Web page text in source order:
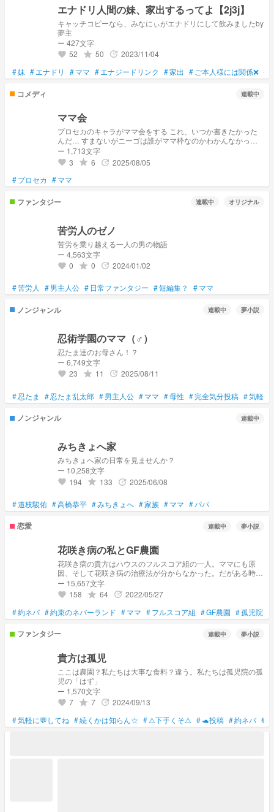
エナドリ人間の妹、家出するってよ【2j3j】
キャッチコピーなら、みなにぃがエナドリにして飲みましたby
夢主
ー 427文字
favorite 52 grade 50 update 2023/11/04
#妹 #エナドリ #ママ #エナジードリンク #家出 # ご本人様には関係❌ #
コメディ 連載中
ママ会
プロセカのキャラがママ会をする これ、いつか書きたかった
んだ… すまないがニーゴは誰がママ枠なのかわかんなかった
ママ会のメンバーは疲れているので大分カオスだよ☆多分？
あと書いている主が腐なのでそういうふうに見えるかもしれま
せんがカプはありません
ー 1,713文字
favorite 3 grade 6 update 2025/08/05
#プロセカ #ママ
ファンタジー 連載中 オリジナル
苦労人のゼノ
苦労を乗り越える一人の男の物語
ー 4,563文字
favorite 0 grade 0 update 2024/01/02
#苦労人 #男主人公 # 日常ファンタジー #短編集？ #ママ
ノンジャンル 連載中 夢小説
忍術学園のママ（♂）
忍たま達のお母さん！？
ー 6,749文字
favorite 23 grade 11 update 2025/08/11
#忍たま #忍たま乱太郎 #男主人公 #ママ #母性 #完全気分投稿 #気軽に
ノンジャンル 連載中
みちきょへ家
みちきょへ家の日常を見ませんか？
ー 10,258文字
favorite 194 grade 133 update 2025/06/08
#道枝駿佑 #高橋恭平 #みちきょへ #家族 #ママ #パパ
恋愛 連載中 夢小説
花咲き病の私とGF農園
花咲き病の貴方はハウスのフルスコア組の一人。ママにも原
因、そして花咲き病の治療法が分からなかった。だがある時、
一人の孤児が見つけ出す。
ー 15,657文字
favorite 158 grade 64 update 2022/05/27
#約ネバ #約束のネバーランド #ママ #フルスコア組 #GF農園 #孤児院
ファンタジー 連載中 夢小説
貴方は孤児
ここは農園？私たちは大事な食料？違う。私たちは孤児院の孤
児の「はず」
ー 1,570文字
favorite 7 grade 7 update 2024/09/13
#気軽に💬してね #続くかは知らん☆ #⚠下手くそ⚠ #🐢投稿 #約ネバ #